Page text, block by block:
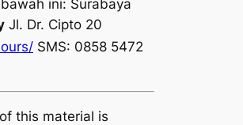
ini: Surabaya
Jl. Dr. Cipto 20
SMS: 0858 5472
this material is